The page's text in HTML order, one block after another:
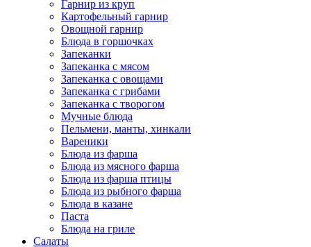
Гарнир из круп
Картофельный гарнир
Овощной гарнир
Блюда в горшочках
Запеканки
Запеканка с мясом
Запеканка с овощами
Запеканка с грибами
Запеканка с творогом
Мучные блюда
Пельмени, манты, хинкали
Вареники
Блюда из фарша
Блюда из мясного фарша
Блюда из фарша птицы
Блюда из рыбного фарша
Блюда в казане
Паста
Блюда на гриле
Салаты